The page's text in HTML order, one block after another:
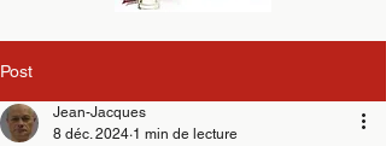
Post
Jean-Jacques
8 déc. 2024 1 min de lecture